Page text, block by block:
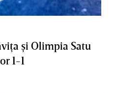
şi Olimpia Satu
1-1